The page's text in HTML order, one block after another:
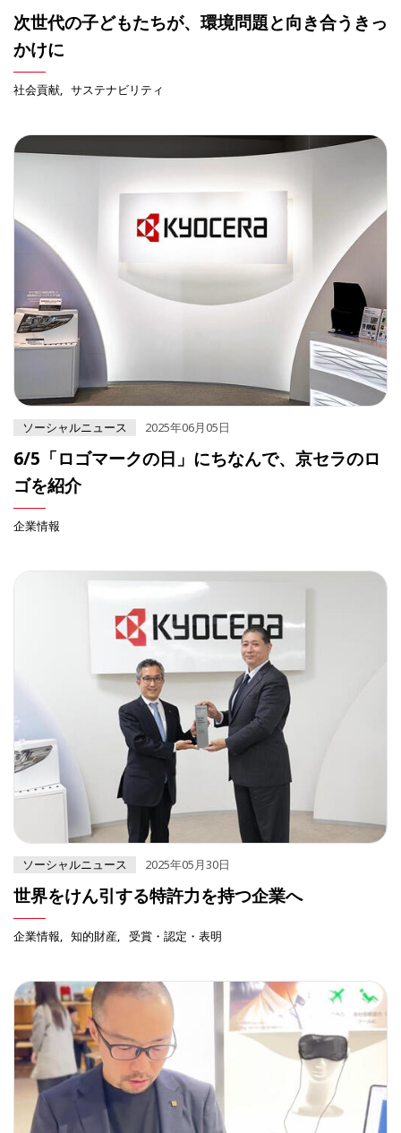
次世代の子どもたちが、環境問題と向き合うきっ
かけに
社会貢献 サステナビリティ
ソーシャルニュース 2025年06月05日
6/5「ロゴマークの日」にちなんで、京セラのロ
ゴを紹介
企業情報
ソーシャルニュース 2025年05月30日
世界をけん引する特許力を持つ企業へ
企業情報 知的財産 受賞・認定・表明